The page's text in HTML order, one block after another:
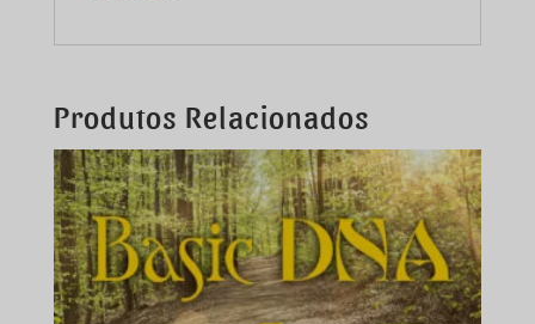
Produtos Relacionados